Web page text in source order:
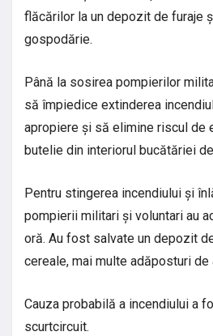
flăcărilor la un depozit de furaje
gospodărie.
Până la sosirea pompierilor
să împiedice extinderea
apropiere și să elimine riscul de
butelie din interiorul bucătăriei
Pentru stingerea incendiului și
pompierii militari și voluntari au
oră. Au fost salvate un depozit
cereale, mai multe adăposturi de
Cauza probabilă a incendiului a
scurtcircuit.